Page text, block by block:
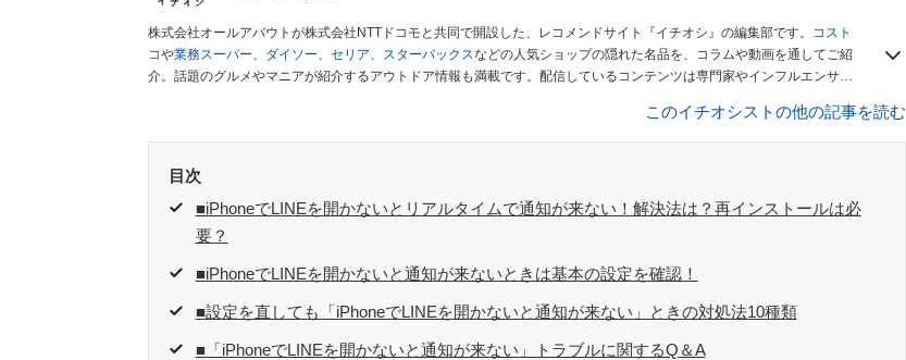
株式会社オールアバウトが株式会社NTTドコモと共同で開設した、レコメンドサイト『イチオシ』の編集部です。
コスト
コや業務スーパー、 ダイソー、 セリア、 スターバックスなどの人気ショップの隠れた名品を、コラムや動画を通してご紹
介。話題のグルメやマニアが紹介するアウトドア情報も満載です。配信しているコンテンツは専門家やインフルエンサー
このイチオシストの他の記事を読む
目次
■iPhoneでLINEを開かないとリアルタイムで通知が来ない！解決法は？再インストールは必
要？
■iPhoneでLINEを開かないと通知が来ないときは基本の設定を確認！
■設定を直しても「iPhoneでLINEを開かないと通知が来ない」ときの対処法10種類
■「iPhoneでLINEを開かないと通知が来ない」トラブルに関するQ＆A